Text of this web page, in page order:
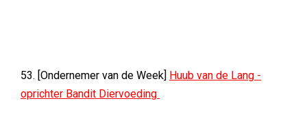
53. [Ondernemer van de Week] Huub van de Lang -
oprichter Bandit Diervoeding